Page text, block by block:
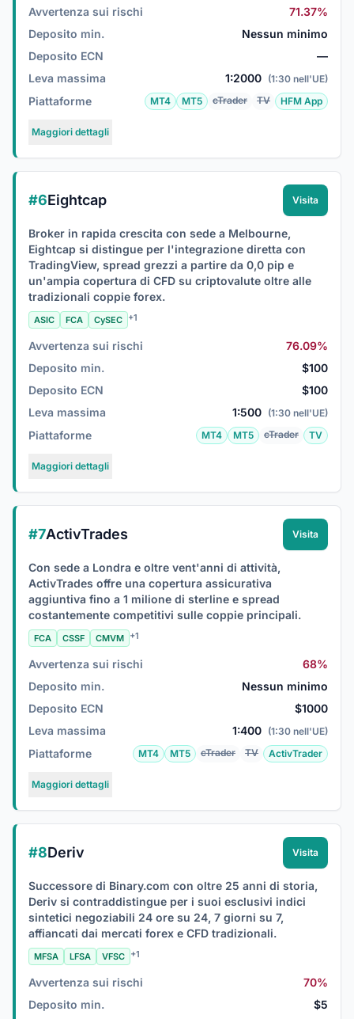
Avvertenza sui rischi
71.37%
Deposito min.
Nessun minimo
Deposito ECN
—
Leva massima
1:2000 (1:30 nell'UE)
Piattaforme MT4 MT5 cTrader TV HFM App
Maggiori dettagli
#6Eightcap Visita
Broker in rapida crescita con sede a Melbourne,
Eightcap si distingue per l'integrazione diretta con
TradingView, spread grezzi a partire da 0,0 pip e
un'ampia copertura di CFD su criptovalute oltre alle
tradizionali coppie forex.
ASIC FCA CySEC +1
Avvertenza sui rischi
76.09%
Deposito min.
$100
Deposito ECN
$100
Leva massima
1:500 (1:30 nell'UE)
Piattaforme MT4 MT5 cTrader TV
Maggiori dettagli
#7ActivTrades Visita
Con sede a Londra e oltre vent'anni di attività,
ActivTrades offre una copertura assicurativa
aggiuntiva fino a 1 milione di sterline e spread
costantemente competitivi sulle coppie principali.
FCA CSSF CMVM +1
Avvertenza sui rischi
68%
Deposito min.
Nessun minimo
Deposito ECN
$1000
Leva massima
1:400 (1:30 nell'UE)
Piattaforme MT4 MT5 cTrader TV ActivTrader
Maggiori dettagli
#8Deriv Visita
Successore di Binary.com con oltre 25 anni di storia,
Deriv si contraddistingue per i suoi esclusivi indici
sintetici negoziabili 24 ore su 24, 7 giorni su 7,
affiancati dai mercati forex e CFD tradizionali.
MFSA LFSA VFSC +1
Avvertenza sui rischi
70%
Deposito min.
$5